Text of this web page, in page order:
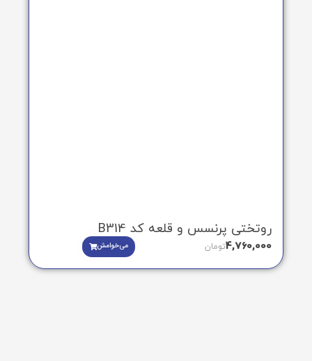
روتختی پرنسس و قلعه کد B314
4,760,000تومان می‌خوامش